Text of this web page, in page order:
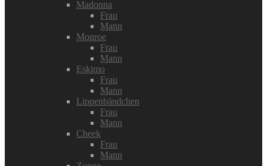
Madonna
Frau
Mann
Monroe
Frau
Mann
Eskimo
Frau
Mann
Lippenbändchen
Frau
Mann
Cheek
Frau
Mann